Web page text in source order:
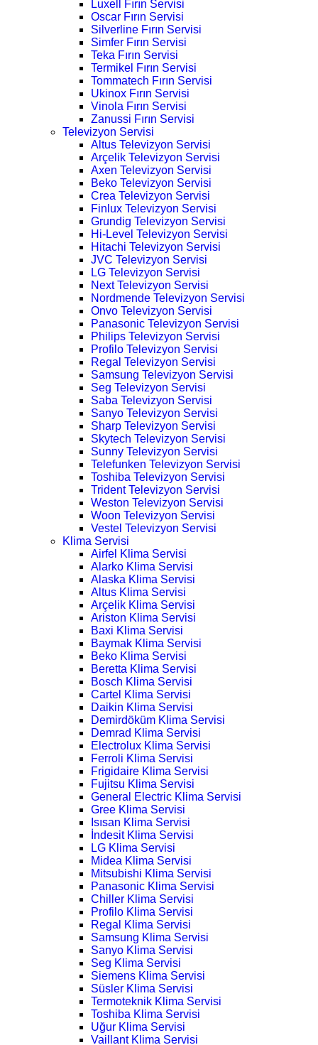
Luxell Fırın Servisi
Oscar Fırın Servisi
Silverline Fırın Servisi
Simfer Fırın Servisi
Teka Fırın Servisi
Termikel Fırın Servisi
Tommatech Fırın Servisi
Ukinox Fırın Servisi
Vinola Fırın Servisi
Zanussi Fırın Servisi
Televizyon Servisi
Altus Televizyon Servisi
Arçelik Televizyon Servisi
Axen Televizyon Servisi
Beko Televizyon Servisi
Crea Televizyon Servisi
Finlux Televizyon Servisi
Grundig Televizyon Servisi
Hi-Level Televizyon Servisi
Hitachi Televizyon Servisi
JVC Televizyon Servisi
LG Televizyon Servisi
Next Televizyon Servisi
Nordmende Televizyon Servisi
Onvo Televizyon Servisi
Panasonic Televizyon Servisi
Philips Televizyon Servisi
Profilo Televizyon Servisi
Regal Televizyon Servisi
Samsung Televizyon Servisi
Seg Televizyon Servisi
Saba Televizyon Servisi
Sanyo Televizyon Servisi
Sharp Televizyon Servisi
Skytech Televizyon Servisi
Sunny Televizyon Servisi
Telefunken Televizyon Servisi
Toshiba Televizyon Servisi
Trident Televizyon Servisi
Weston Televizyon Servisi
Woon Televizyon Servisi
Vestel Televizyon Servisi
Klima Servisi
Airfel Klima Servisi
Alarko Klima Servisi
Alaska Klima Servisi
Altus Klima Servisi
Arçelik Klima Servisi
Ariston Klima Servisi
Baxi Klima Servisi
Baymak Klima Servisi
Beko Klima Servisi
Beretta Klima Servisi
Bosch Klima Servisi
Cartel Klima Servisi
Daikin Klima Servisi
Demirdöküm Klima Servisi
Demrad Klima Servisi
Electrolux Klima Servisi
Ferroli Klima Servisi
Frigidaire Klima Servisi
Fujitsu Klima Servisi
General Electric Klima Servisi
Gree Klima Servisi
Isısan Klima Servisi
İndesit Klima Servisi
LG Klima Servisi
Midea Klima Servisi
Mitsubishi Klima Servisi
Panasonic Klima Servisi
Chiller Klima Servisi
Profilo Klima Servisi
Regal Klima Servisi
Samsung Klima Servisi
Sanyo Klima Servisi
Seg Klima Servisi
Siemens Klima Servisi
Süsler Klima Servisi
Termoteknik Klima Servisi
Toshiba Klima Servisi
Uğur Klima Servisi
Vaillant Klima Servisi